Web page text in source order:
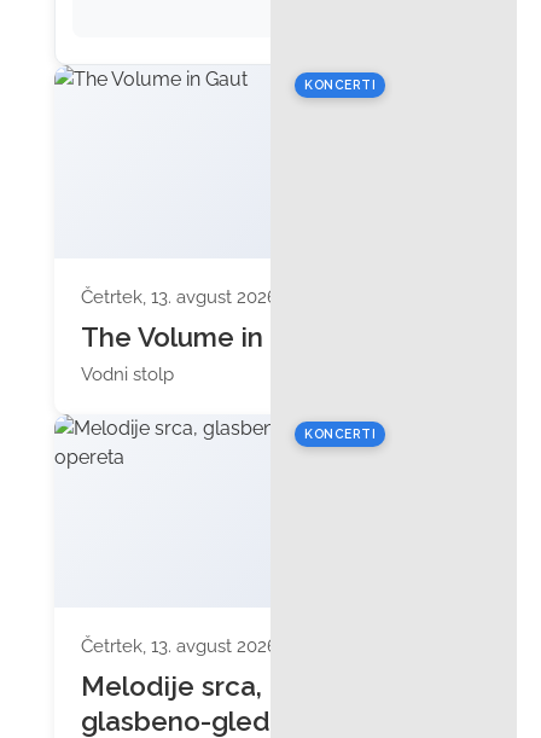
KONCERTI
Četrtek, 13. avgust 2026 ob 20:00
The Volume in Gaut
Vodni stolp
KONCERTI
Četrtek, 13. avgust 2026 ob 20:00
Melodije srca,
glasbeno-gledališka